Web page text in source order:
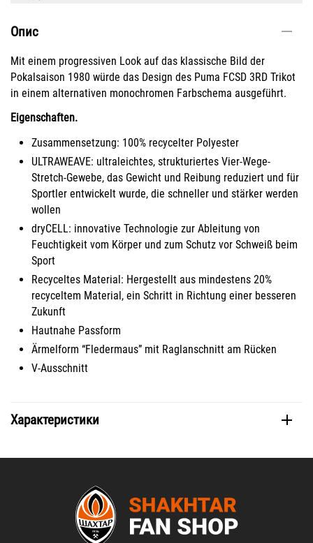
Опис
Mit einem progressiven Look auf das klassische Bild der
Pokalsaison 1980 würde das Design des Puma FCSD 3RD Trikot
in einem alternativen monochromen Farbschema ausgeführt.
Eigenschaften.
Zusammensetzung: 100% recycelter Polyester
ULTRAWEAVE: ultraleichtes, strukturiertes Vier-Wege-
Stretch-Gewebe, das Gewicht und Reibung reduziert und für
Sportler entwickelt wurde, die schneller und stärker werden
wollen
dryCELL: innovative Technologie zur Ableitung von
Feuchtigkeit vom Körper und zum Schutz vor Schweiß beim
Sport
Recyceltes Material: Hergestellt aus mindestens 20%
recyceltem Material, ein Schritt in Richtung einer besseren
Zukunft
Hautnahe Passform
Ärmelform “Fledermaus” mit Raglanschnitt am Rücken
V-Ausschnitt
Характеристики